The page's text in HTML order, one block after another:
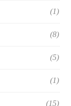
(1)
(8)
(5)
(1)
(15)